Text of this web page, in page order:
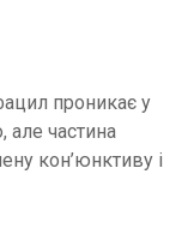
проникає у
але частина
кон’юнктиву і